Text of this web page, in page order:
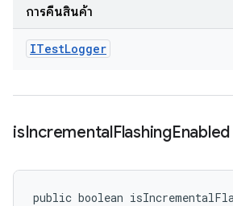
การคืนสินค้า
ITestLogger
isIncrementalFlashingEnabled
public boolean